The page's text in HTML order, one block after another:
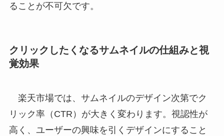
ることが不可欠です。
クリックしたくなるサムネイルの仕組みと視
覚効果
楽天市場では、サムネイルのデザイン次第でク
リック率（CTR）が大きく変わります。視認性が
高く、ユーザーの興味を引くデザインにすること